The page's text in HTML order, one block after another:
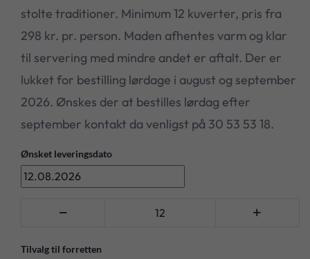
stolte traditioner. Minimum 12 kuverter, pris fra
298 kr. pr. person. Maden afhentes varm og klar
til servering med mindre andet er aftalt. Der er
lukket for bestilling lørdage i august og september
2026. Ønskes der at bestilles lørdag efter
september kontakt da venligst på 30 53 53 18.
Ønsket leveringsdato
 
Tilvalg til forretten